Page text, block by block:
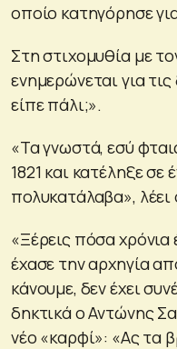
οποίο κατηγόρησε
Στη στιχομυθία με
ενημερώνεται για
είπε πάλι;».
«Τα γνωστά, εσύ
1821 και κατέληξε σε
πολυκατάλαβα»,
«Ξέρεις πόσα
έχασε την αρχηγία
κάνουμε, δεν έχει
δηκτικά ο Αντώνης
νέο «καρφί»: «Ας τα